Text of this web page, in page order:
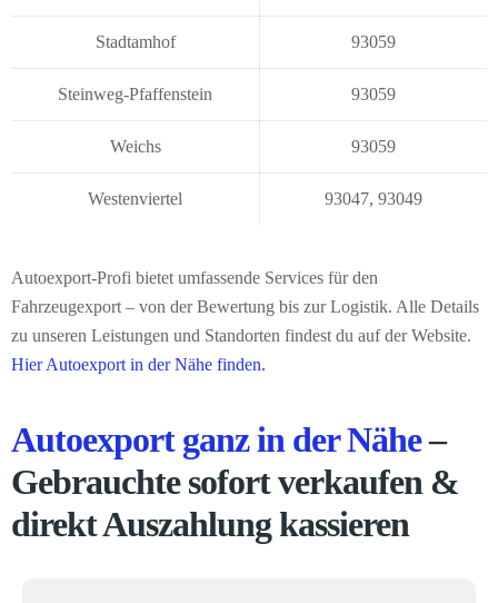
Stadtamhof 93059
Steinweg-Pfaffenstein 93059
Weichs 93059
Westenviertel 93047, 93049
Autoexport-Profi bietet umfassende Services für den
Fahrzeugexport – von der Bewertung bis zur Logistik. Alle Details
zu unseren Leistungen und Standorten findest du auf der Website.
Hier Autoexport in der Nähe finden.
Autoexport ganz in der Nähe–
Gebrauchte sofort verkaufen &
direkt Auszahlung kassieren